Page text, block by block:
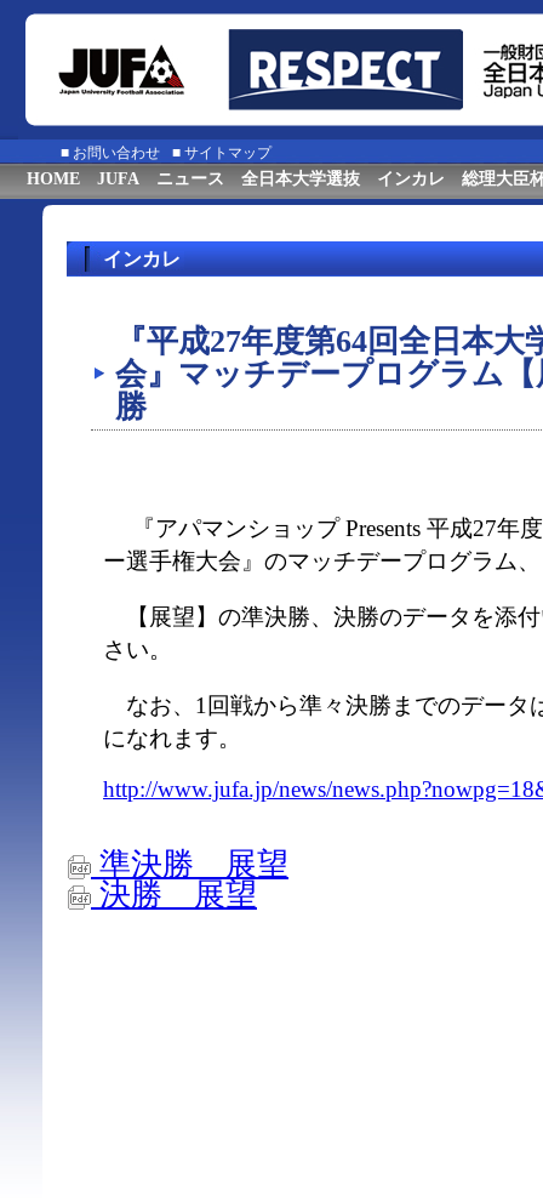
■ お問い合わせ ■ サイトマップ
HOME JUFA ニュース 全日本大学選抜 インカレ 総理大臣
インカレ
『平成27年度第64回全日本
会』マッチデープログラム
勝
『アパマンショップ Presents 平成27年
ー選手権大会』のマッチデープログラム、
【展望】の準決勝、決勝のデータを添
さい。
なお、1回戦から準々決勝までのデータ
になれます。
http://www.jufa.jp/news/
準決勝 展望
決勝 展望